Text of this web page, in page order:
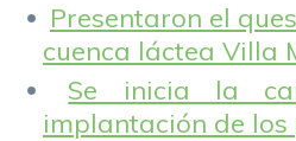
Presentaron el
cuenca láctea Villa
Se inicia la
implantación de